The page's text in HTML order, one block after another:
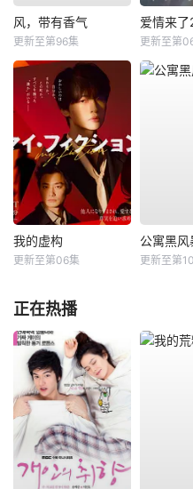
风，带有香气
更新至第96集
爱情来
更新至第
我的虚构
更新至第06集
公寓黑风
更新至第
正在热播